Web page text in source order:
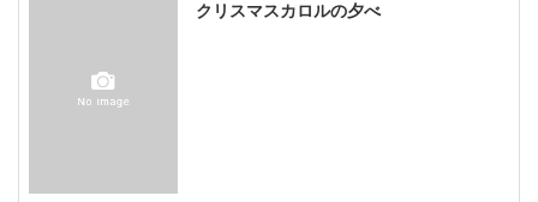
クリスマスカロルの夕べ